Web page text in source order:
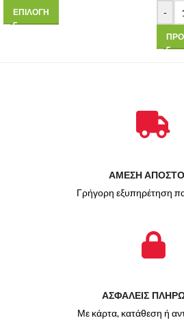
ΕΠΙΛΟΓΗ -
ΑΜΕΣΗ
Γρήγορη εξυπηρέτηση
ΑΣΦΑΛΕΙΣ
Με κάρτα, κατάθεση ή